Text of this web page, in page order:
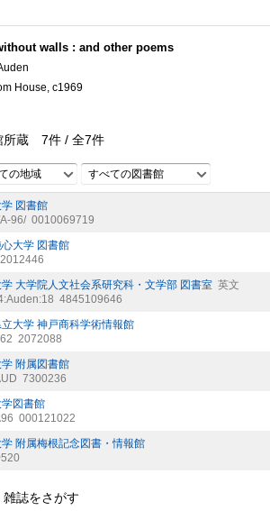
walls : and other poems
House, c1969
所蔵 7件 / 全7件
の地域 すべての図書館
図書館
96/ 0010069719
大学 図書館
大学院人文社会系研究科・文学部 図書室 英文
4845109646
大学 神戸商科学術情報館
2072088
附属図書館
7300236
図書館
000121022
附属梅根記念図書・情報館
雑誌をさがす